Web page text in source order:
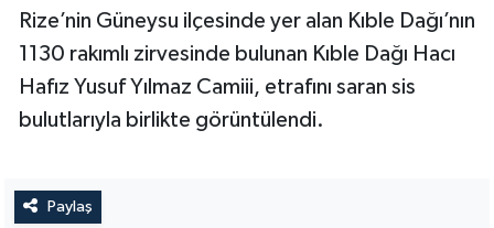
Rize’nin Güneysu ilçesinde yer alan Kıble Dağı’nın
1130 rakımlı zirvesinde bulunan Kıble Dağı Hacı
Hafız Yusuf Yılmaz Camiii, etrafını saran sis
bulutlarıyla birlikte görüntülendi.
Paylaş